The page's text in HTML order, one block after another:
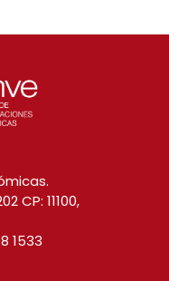
CP: 11100,
1533